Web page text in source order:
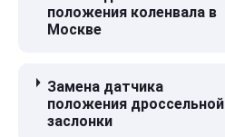
положения коленвала в
Москве
Замена датчика
положения дроссельной
заслонки